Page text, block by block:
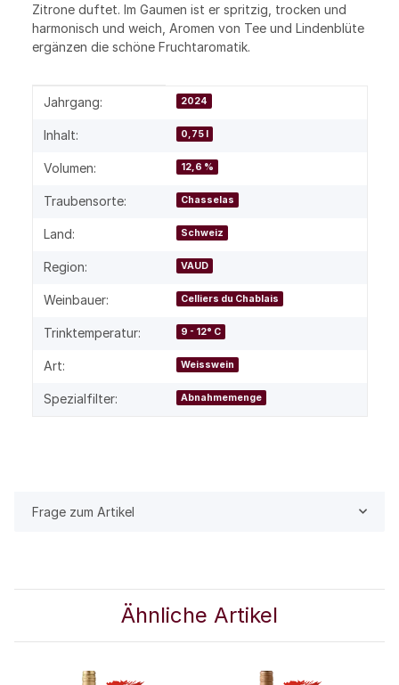
Zitrone duftet. Im Gaumen ist er spritzig, trocken und
harmonisch und weich, Aromen von Tee und Lindenblüte
ergänzen die schöne Fruchtaromatik.
Produkteigenschaft
Wert
Jahrgang: 2024
Inhalt: 0,75 l
Volumen: 12,6 %
Traubensorte: Chasselas
Land: Schweiz
Region: VAUD
Weinbauer: Celliers du Chablais
Trinktemperatur: 9 - 12° C
Art: Weisswein
Spezialfilter: Abnahmemenge
Frage zum Artikel
Ähnliche Artikel